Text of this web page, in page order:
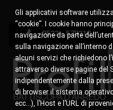
0522 - 578310
Gli applicativi software
“cookie”. I cookie hanno
navigazione da parte
sulla navigazione all’interno
alcuni servizi che richiedono
attraverso diverse pagine del
indipendentemente dalla
di browser il sistema
ecc…), l’Host e l’URL di